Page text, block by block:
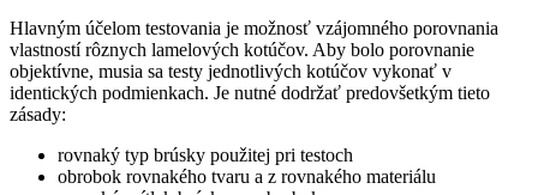
Hlavným účelom testovania je možnosť vzájomného porovnania
vlastností rôznych lamelových kotúčov. Aby bolo porovnanie
objektívne, musia sa testy jednotlivých kotúčov vykonať v
identických podmienkach. Je nutné dodržať predovšetkým tieto
zásady:
rovnaký typ brúsky použitej pri testoch
obrobok rovnakého tvaru a z rovnakého materiálu